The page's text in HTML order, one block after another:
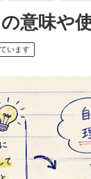
意味や
います